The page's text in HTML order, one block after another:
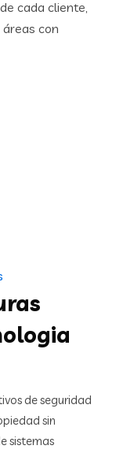
cada cliente,
con
de seguridad
sin
sistemas